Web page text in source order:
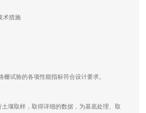
术措施
栅试验的各项性能指标符合设计要求。
壤取样，取得详细的数据，为基底处理、取